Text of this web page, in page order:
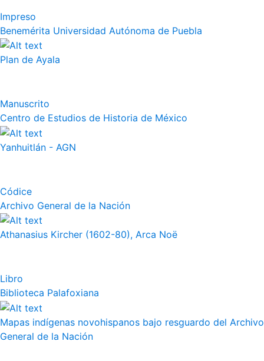
Impreso
Benemérita Universidad Autónoma de Puebla
Plan de Ayala
Manuscrito
Centro de Estudios de Historia de México
Yanhuitlán - AGN
Códice
Archivo General de la Nación
Athanasius Kircher (1602-80), Arca Noë
Libro
Biblioteca Palafoxiana
Mapas indígenas novohispanos bajo resguardo del Archivo
General de la Nación